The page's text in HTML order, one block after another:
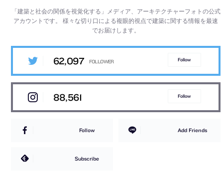
「建築と社会の関係を視覚化する」メディア、アーキテクチャーフォトの公式
アカウントです。様々な切り口による複眼的視点で建築に関する情報を最速
でお届けします。
62,097 Follow
88,561 Follow
Follow Add Friends
Subscribe